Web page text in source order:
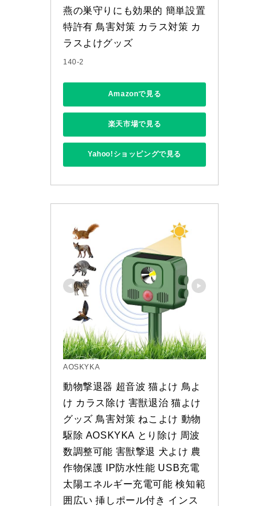
燕の巣守りにも効果的 簡単設置
特許有 鳥害対策 カラス対策 カ
ラスよけグッズ
140-2
Amazonで見る
楽天市場で見る
Yahoo!ショッピングで見る
AOSKYKA
動物撃退器 超音波 猫よけ 鳥よ
け カラス除け 害獣退治 猫よけ
グッズ 鳥害対策 ねこよけ 動物
駆除 AOSKYKA とり除け 周波
数調整可能 害獣撃退 犬よけ 農
作物保護 IP防水性能 USB充電
太陽エネルギー充電可能 検知範
囲広い 挿しポール付き インス